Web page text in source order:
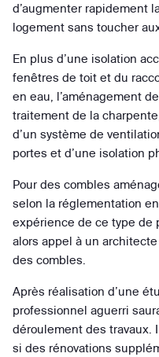
d’augmenter rapidement
logement sans toucher
En plus d’une isolation
fenêtres de toit et du
en eau, l’aménagement
traitement de la
d’un système de
portes et d’une isolation
Pour des combles
selon la réglementation
expérience de ce type de
alors appel à un
des combles.
Après réalisation d’une
professionnel aguerri
déroulement des travaux.
si des rénovations